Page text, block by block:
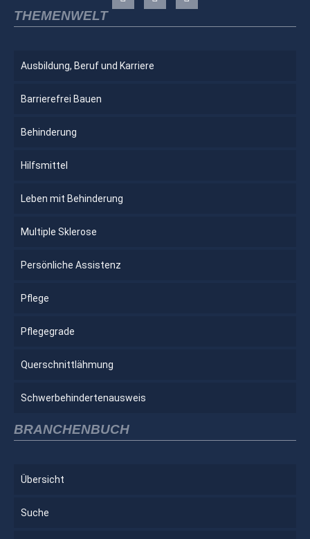
THEMENWELT
Ausbildung, Beruf und Karriere
Barrierefrei Bauen
Behinderung
Hilfsmittel
Leben mit Behinderung
Multiple Sklerose
Persönliche Assistenz
Pflege
Pflegegrade
Querschnittlähmung
Schwerbehindertenausweis
BRANCHENBUCH
Übersicht
Suche